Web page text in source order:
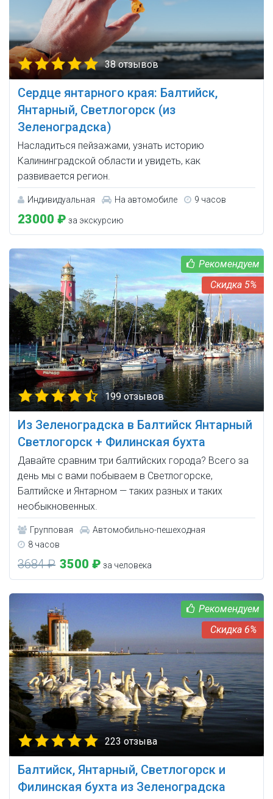
38 отзывов
Сердце янтарного края: Балтийск,
Янтарный, Светлогорск (из
Зеленоградска)
Насладиться пейзажами, узнать историю
Калининградской области и увидеть, как
развивается регион.
Индивидуальная На автомобиле 9 часов
23000 ₽ за экскурсию
5%
199 отзывов
Из Зеленоградска в Балтийск Янтарный
Светлогорск + Филинская бухта
Давайте сравним три балтийских города? Всего за
день мы с вами побываем в Светлогорске,
Балтийске и Янтарном — таких разных и таких
необыкновенных.
Групповая
Автомобильно-пешеходная
8 часов
3684 ₽ 3500 ₽ за человека
6%
223 отзыва
Балтийск, Янтарный, Светлогорск и
Филинская бухта из Зеленоградска